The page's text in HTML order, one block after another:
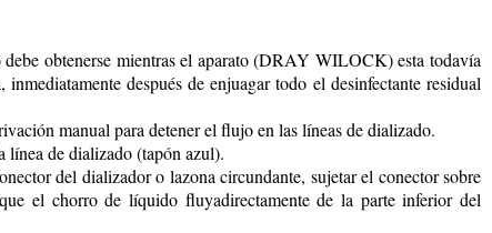
obtenerse mientras el aparato (DRAY WILOCK) esta todavía
después de enjuagar todo el desinfectante residual
manual para detener el flujo en las líneas de dializado.
línea de dializado (tapón azul).
del dializador o lazona circundante, sujetar el conector sobre
el chorro de líquido fluyadirectamente de la parte inferior del